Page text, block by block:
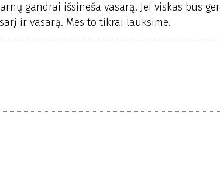
gandrai išsineša vasarą. Jei viskas bus
ir vasarą. Mes to tikrai lauksime.